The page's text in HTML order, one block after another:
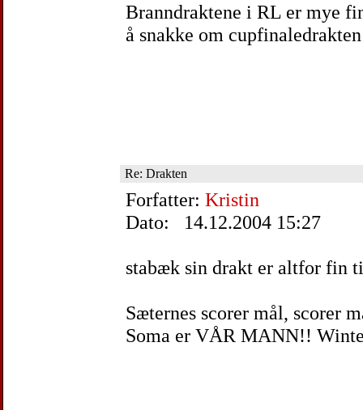
Branndraktene i RL er mye
å snakke om
Re: Drakten
Forfatter: Kristin
Dato: 14.12.2004 15:27
stabæk sin drakt er altfor fin
Sæternes scorer mål, scorer
Soma er VÅR MANN!!